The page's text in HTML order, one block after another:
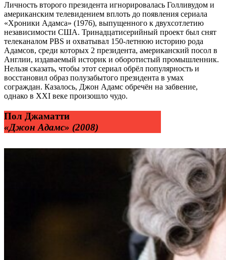
Личность второго президента игнорировалась Голливудом и
американским телевидением вплоть до появления сериала
«Хроники Адамса» (1976), выпущенного к двухсотлетию
независимости США. Тринадцатисерийный проект был снят
телеканалом PBS и охватывал 150-летнюю историю рода
Адамсов, среди которых 2 президента, американский посол в
Англии, издаваемый историк и оборотистый промышленник.
Нельзя сказать, чтобы этот сериал обрёл популярность и
восстановил образ полузабытого президента в умах
сограждан. Казалось, Джон Адамс обречён на забвение,
однако в XXI веке произошло чудо.
Пол Джаматти
«Джон Адамс» (2008)